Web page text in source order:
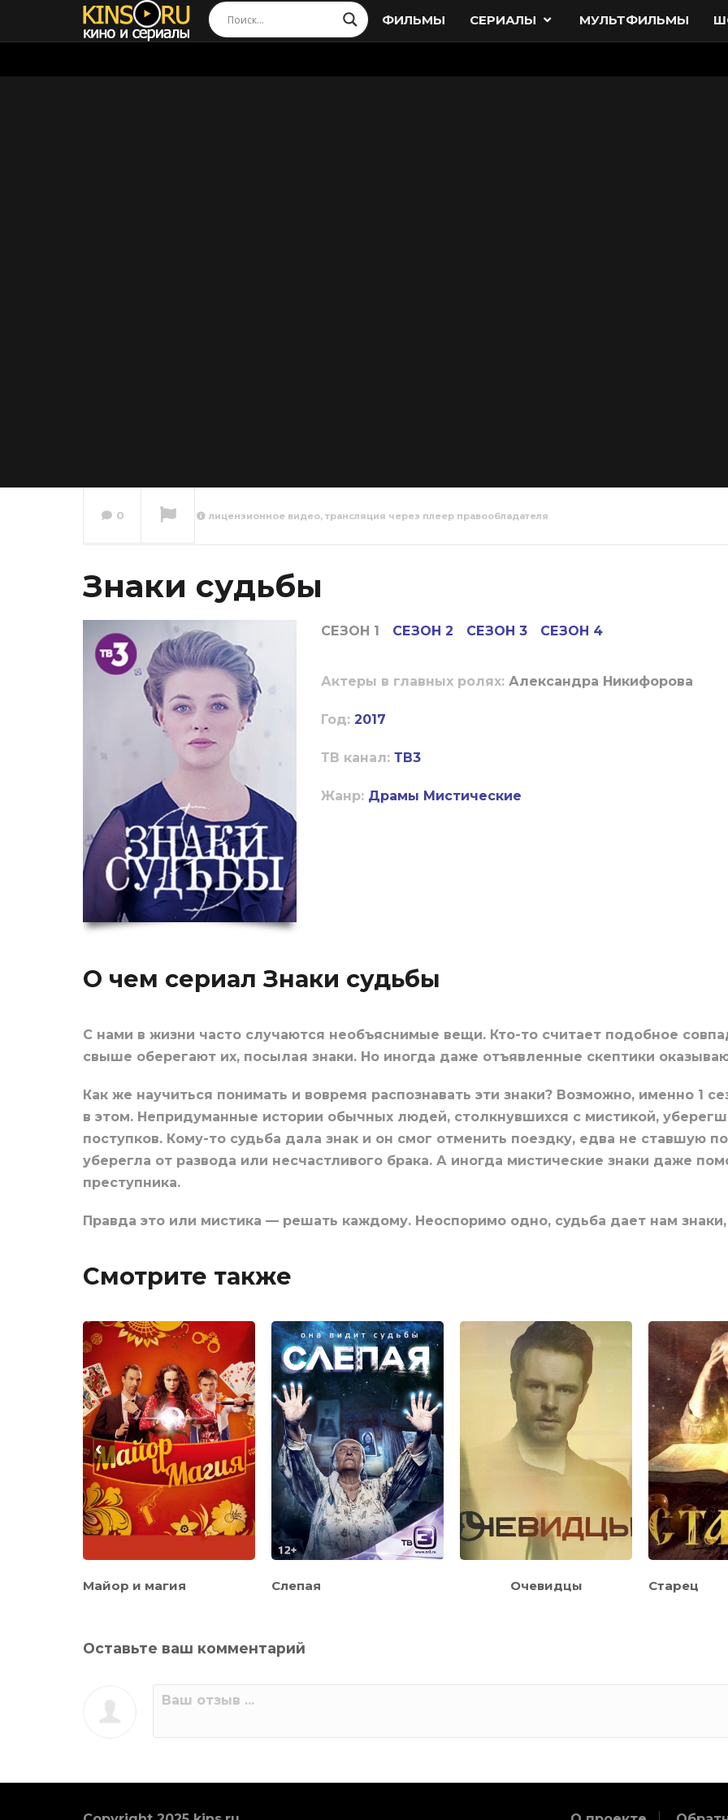
ФИЛЬМЫ СЕРИАЛЫ МУЛЬТФИЛЬМЫ
Сейчас вы смотрите
0 лицензионное видео, трансляция через плеер правообладателя
Знаки судьбы
СЕЗОН 1 СЕЗОН 2 СЕЗОН 3 СЕЗОН 4
Актеры в главных ролях: Александра Никифорова
Год: 2017
ТВ канал: ТВ3
Жанр: Драмы Мистические
О чем сериал Знаки судьбы
С нами в жизни часто случаются необъяснимые вещи. Кто-то считает подобное
свыше оберегают их, посылая знаки. Но иногда даже отъявленные скептики
Как же научиться понимать и вовремя распознавать эти знаки? Возможно, именно 1
в этом. Непридуманные истории обычных людей, столкнувшихся с мистикой,
поступков. Кому-то судьба дала знак и он смог отменить поездку, едва не ставшую
уберегла от развода или несчастливого брака. А иногда мистические знаки даже
преступника.
Правда это или мистика — решать каждому. Неоспоримо одно, судьба дает нам знаки,
Смотрите также
Майор и магия Слепая Очевидцы Старец
‹
Оставьте ваш комментарий